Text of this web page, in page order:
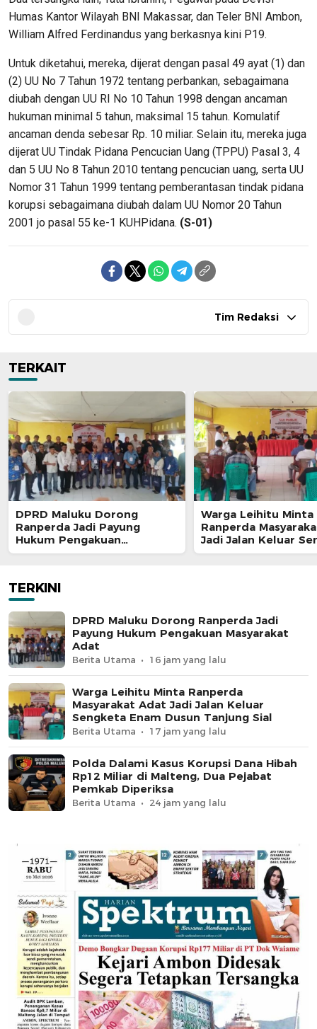
Humas Kantor Wilayah BNI Makassar, dan Teler BNI Ambon,
William Alfred Ferdinandus yang berkasnya kini P19.
Untuk diketahui, mereka, dijerat dengan pasal 49 ayat (1) dan
(2) UU No 7 Tahun 1972 tentang perbankan, sebagaimana
diubah dengan UU RI No 10 Tahun 1998 dengan ancaman
hukuman minimal 5 tahun, maksimal 15 tahun. Komulatif
ancaman denda sebesar Rp. 10 miliar. Selain itu, mereka juga
dijerat UU Tindak Pidana Pencucian Uang (TPPU) Pasal 3, 4
dan 5 UU No 8 Tahun 2010 tentang pencucian uang, serta UU
Nomor 31 Tahun 1999 tentang pemberantasan tindak pidana
korupsi sebagaimana diubah dalam UU Nomor 20 Tahun
2001 jo pasal 55 ke-1 KUHPidana. (S-01)
Tim Redaksi
TERKAIT
DPRD Maluku Dorong
Ranperda Jadi Payung
Hukum Pengakuan
Masyarakat Adat
Warga Leihitu Minta
Ranperda
Jadi Jalan Keluar
Enam Dusun
TERKINI
DPRD Maluku Dorong Ranperda Jadi
Payung Hukum Pengakuan Masyarakat
Adat
Berita Utama 16 jam yang lalu
Warga Leihitu Minta Ranperda
Masyarakat Adat Jadi Jalan Keluar
Sengketa Enam Dusun Tanjung Sial
Berita Utama 17 jam yang lalu
Polda Dalami Kasus Korupsi Dana Hibah
Rp12 Miliar di Malteng, Dua Pejabat
Pemkab Diperiksa
Berita Utama 24 jam yang lalu